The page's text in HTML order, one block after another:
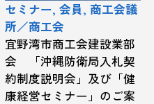
セミナー, 会員, 商工会議
所／商工会
宜野湾市商工会建設業部
会 「沖縄防衛局入札契
約制度説明会」及び「健
康経営セミナー」のご案